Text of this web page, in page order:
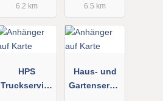
leih
6.2 km
6.5 km
HPS
Truckservice
Haus- und
Gartenservic